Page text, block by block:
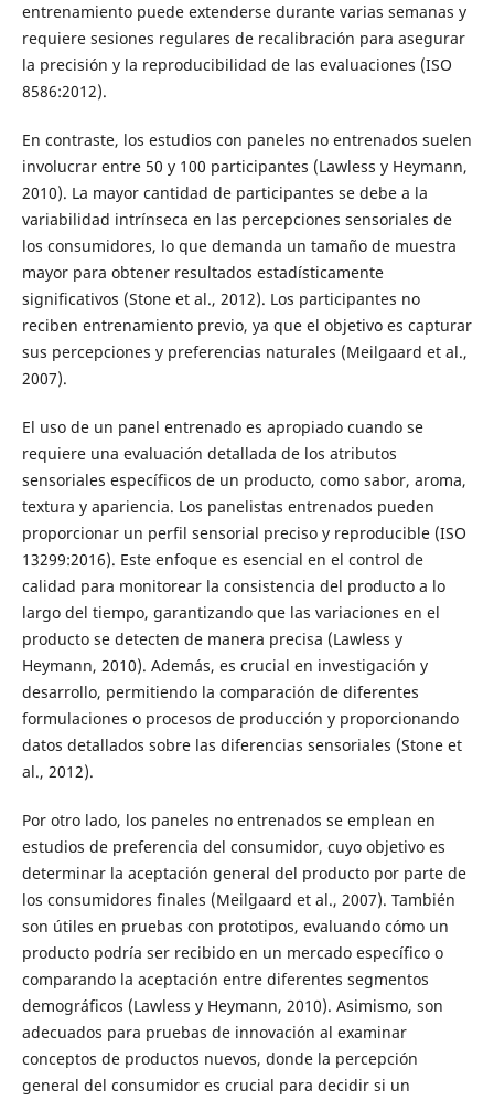
entrenamiento puede extenderse durante varias semanas y
requiere sesiones regulares de recalibración para asegurar
la precisión y la reproducibilidad de las evaluaciones (ISO
8586:2012).
En contraste, los estudios con paneles no entrenados suelen
involucrar entre 50 y 100 participantes (Lawless y Heymann,
2010). La mayor cantidad de participantes se debe a la
variabilidad intrínseca en las percepciones sensoriales de
los consumidores, lo que demanda un tamaño de muestra
mayor para obtener resultados estadísticamente
significativos (Stone et al., 2012). Los participantes no
reciben entrenamiento previo, ya que el objetivo es capturar
sus percepciones y preferencias naturales (Meilgaard et al.,
2007).
El uso de un panel entrenado es apropiado cuando se
requiere una evaluación detallada de los atributos
sensoriales específicos de un producto, como sabor, aroma,
textura y apariencia. Los panelistas entrenados pueden
proporcionar un perfil sensorial preciso y reproducible (ISO
13299:2016). Este enfoque es esencial en el control de
calidad para monitorear la consistencia del producto a lo
largo del tiempo, garantizando que las variaciones en el
producto se detecten de manera precisa (Lawless y
Heymann, 2010). Además, es crucial en investigación y
desarrollo, permitiendo la comparación de diferentes
formulaciones o procesos de producción y proporcionando
datos detallados sobre las diferencias sensoriales (Stone et
al., 2012).
Por otro lado, los paneles no entrenados se emplean en
estudios de preferencia del consumidor, cuyo objetivo es
determinar la aceptación general del producto por parte de
los consumidores finales (Meilgaard et al., 2007). También
son útiles en pruebas con prototipos, evaluando cómo un
producto podría ser recibido en un mercado específico o
comparando la aceptación entre diferentes segmentos
demográficos (Lawless y Heymann, 2010). Asimismo, son
adecuados para pruebas de innovación al examinar
conceptos de productos nuevos, donde la percepción
general del consumidor es crucial para decidir si un